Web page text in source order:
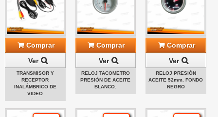
Comprar
Ver
TRANSMISOR Y
RECEPTOR
INALÁMBRICO DE
VIDEO
Comprar
Ver
RELOJ TACOMETRO
PRESIÓN DE ACEITE
BLANCO.
Comprar
Ver
RELOJ PRESIÓN
ACEITE 52mm. FONDO
NEGRO